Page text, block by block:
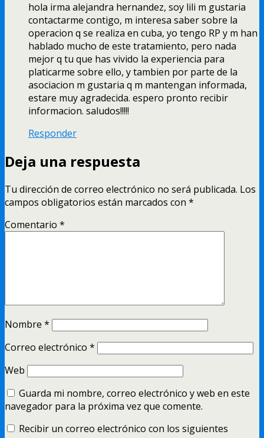
hola irma alejandra hernandez, soy lili m gustaria
contactarme contigo, m interesa saber sobre la
operacion q se realiza en cuba, yo tengo RP y m han
hablado mucho de este tratamiento, pero nada
mejor q tu que has vivido la experiencia para
platicarme sobre ello, y tambien por parte de la
asociacion m gustaria q m mantengan informada,
estare muy agradecida. espero pronto recibir
informacion. saludos!!!!!
Responder
Deja una respuesta
Tu dirección de correo electrónico no será publicada. Los
campos obligatorios están marcados con *
Comentario *
Nombre *
Correo electrónico *
Web
Guarda mi nombre, correo electrónico y web en este
navegador para la próxima vez que comente.
Recibir un correo electrónico con los siguientes